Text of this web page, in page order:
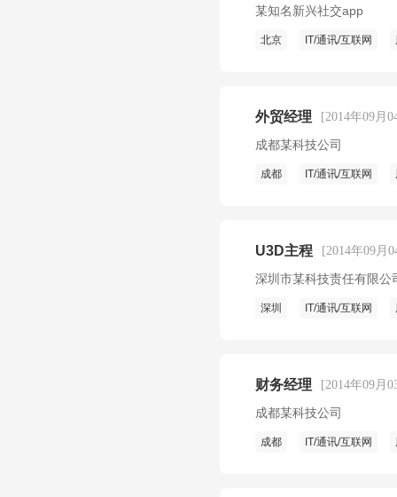
某知名新兴社交app
北京 IT/通讯/互联网
外贸经理 [2014年09月
成都某科技公司
成都 IT/通讯/互联网
U3D主程 [2014年09月
深圳市某科技责任有限公
深圳 IT/通讯/互联网
财务经理 [2014年09月
成都某科技公司
成都 IT/通讯/互联网